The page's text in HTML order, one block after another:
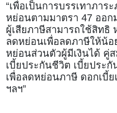
“เพื่อเป็นการบรรเทาภาร
หย่อนตามมาตรา 47 ออก
ผู้เสียภาษีสามารถใช้สิทธิ
ลดหย่อนเพื่อลดภาษีให้น้อ
หย่อนส่วนตัวผู้มีเงินได้ คู่
เบี้ยประกันชีวิต เบี้ยประ
เพื่อลดหย่อนภาษี ดอกเบี้ย
ฯลฯ”